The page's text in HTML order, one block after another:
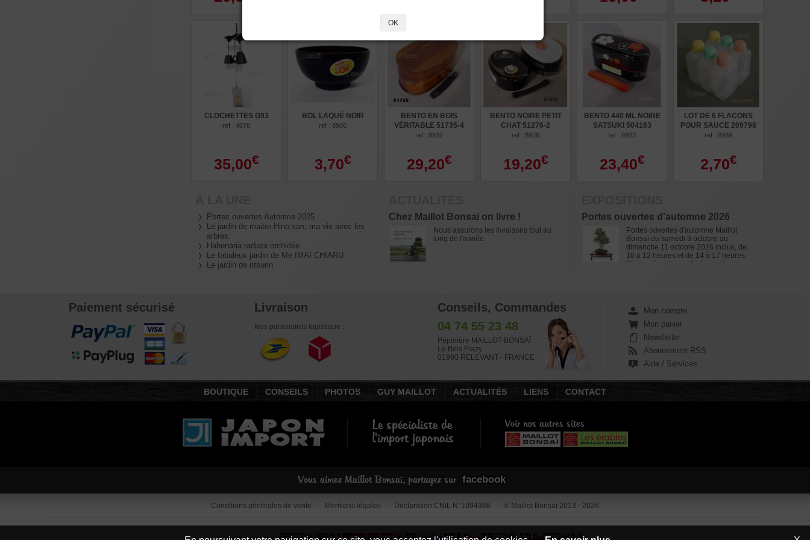
CLOCHETTES G93
ref : 4678
35,00€
BOL LAQUÉ NOIR
ref : 8906
3,70€
BENTO EN BOIS
VÉRITABLE 51735-4
ref : 8932
29,20€
BENTO NOIRE PETIT
CHAT 51276-2
ref : 8926
19,20€
BENTO 440 ML NOIRE
SATSUKI 504163
ref : 8923
23,40€
LOT DE 6 FLACONS
POUR SAUCE 209798
ref : 8989
2,70€
Portes ouvertes Automne 2025
Le jardin de maitre Hino san, ma vie avec les
arbres.
Habenaria radiata orchidée
Le fabuleux jardin de Me IMAI CHIARU
Le jardin de ritsurin
Chez Maillot Bonsai on livre !
Nous assurons les livraisons tout au
long de l'année.
Portes ouvertes d'automne 2026
Portes ouvertes d'automne Maillot
Bonsaï du samedi 3 octobre au
dimanche 11 octobre 2026 inclus, de:
10 à 12 heures et de 14 à 17 heures.
Nous présenterons tout ce qui concerne
900 variétés d'érables palmés.
Paiement sécurisé Livraison
Nos partenaires logistique :
Conseils, Commandes
04 74 55 23 48
Pépinière MAILLOT-BONSAÏ
Le Bois Frazy
01990 RELEVANT - FRANCE
Mon compte
Mon panier
Newsletter
Abonnement RSS
Aide / Services
BOUTIQUE CONSEILS PHOTOS GUY MAILLOT ACTUALITÉS LIENS CONTACT
Le spécialiste de
l'import japonais
Voir nos autres sites
Vous aimez Maillot Bonsaï, partagez sur facebook
Conditions générales de vente - Mentions légales - Déclaration CNIL N°1094366 - © Maillot Bonsaï 2013 - 2026
Traduction Google
OK